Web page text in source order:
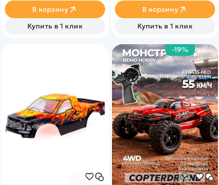
металлические компоненты.
В корзину
Купить в 1 клик
26.7 кг/см (6.0V), 33.7 кг/см
(7.4V), скорость: 0.13 с/60°
(6.0V), 0.11 с/60° (7.4V).
В корзину
Купить в 1 клик
-19%